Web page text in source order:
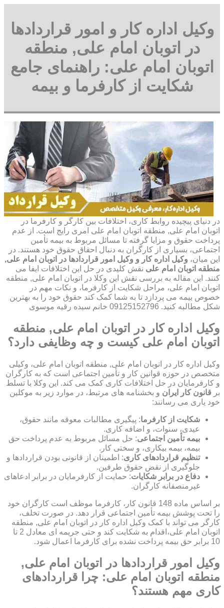
وکیل اداره کار و امور قراردادها
در اتوبان امام علی, منطقه
اتوبان امام علی: راهنمای جامع
شکایت از کارفرما و بیمه
در دنیای پیچیده روابط کاری، اختلافات بین کارگر و کارفرما در
اتوبان امام علی, منطقه اتوبان امام علی امری رایج است. از عدم
پرداخت حقوق و مزایا گرفته تا مسائل مربوط به بیمه تأمین
اجتماعی، بسیاری از کارگران به دنبال احقاق حقوق خود هستند. در
این میان، وکیل اداره کار و وکیل امور قراردادها در اتوبان امام علی,
منطقه اتوبان امام علی نقش کلیدی در حل این اختلافات ایفا می
کنند. این مقاله به بررسی نقش این وکلا در اتوبان امام علی, منطقه
اتوبان امام علی، مراحل شکایت از کارفرما، و نکات مهم در
خصوص بیمه می پردازد تا به شما کمک کند حقوق خود را به بهترین
شکل مطالبه کنید. 09125152796 خانم سیده رقیه موسوی
وکیل اداره کار در اتوبان امام علی, منطقه
اتوبان امام علی کیست و چه وظایفی دارد؟
وکیل اداره کار در اتوبان امام علی, منطقه اتوبان امام علی، وکیلی
متخصص در حوزه قوانین کار و تأمین اجتماعی است که به کارگران
و کارفرمایان در حل اختلافات کاری کمک می کند. این وکلا با تسلط
بر قانون کار ایران و بخشنامه های مرتبط، در موارد زیر به موکلین
خود یاری می رسانند:
شکایت از کارفرما: پیگیری مطالبات معوقه مانند حقوق،
عیدی، سنوات، و اضافه کاری.
بیمه تأمین اجتماعی: حل مسائل مربوط به عدم پرداخت حق
بیمه، بیمه بیکاری، و سختی کار.
تنظیم قراردادهای کاری: اطمینان از قانونی بودن قراردادها و
جلوگیری از نقض حقوق طرفین.
دفاع در برابر شکایات: حمایت از کارفرمایان در برابر ادعاهای
غیرمنصفانه کارگران.
بر اساس ماده 148 قانون کار، کارفرما موظف است کارگران خود
را تحت پوشش بیمه تأمین اجتماعی قرار دهد. در صورت تخلف،
کارگر می تواند با کمک وکیل اداره کار در اتوبان امام علی, منطقه
اتوبان امام علی،اقدام به شکایت کند و حتی جریمه ای معادل 2 تا
10 برابر حق بیمه پرداخت نشده برای کارفرما اعمال شود.
وکیل امور قراردادها در اتوبان امام علی,
منطقه اتوبان امام علی: چرا قراردادهای
کاری مهم هستند؟